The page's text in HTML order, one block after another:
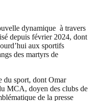
dynamique à travers
depuis février 2024, dont
aux sportifs
des martyrs de
du sport, dont Omar
MCA, doyen des clubs de
de la presse